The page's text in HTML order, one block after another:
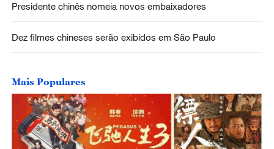
Presidente chinês nomeia novos embaixadores
Dez filmes chineses serão exibidos em São Paulo
Mais Populares